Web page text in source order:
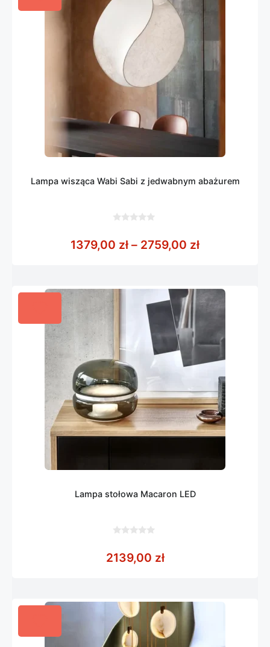
Lampa wisząca Wabi Sabi z jedwabnym abażurem
5
1379,00 zł – 2759,00 złZakres cen:
Lampa stołowa Macaron LED
5
2139,00 zł